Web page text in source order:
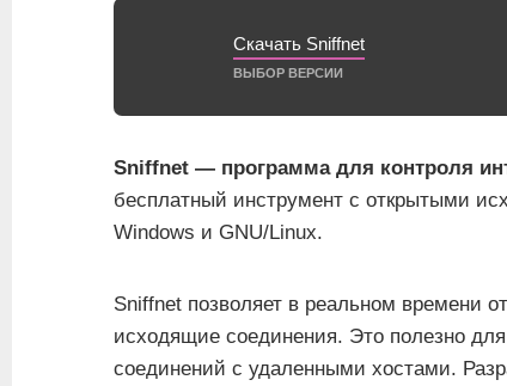
Скачать Sniffnet
ВЫБОР ВЕРСИИ
Sniffnet — программа для контроля
бесплатный инструмент с открытыми
Windows и GNU/Linux.
Sniffnet позволяет в реальном времени
исходящие соединения. Это полезно
соединений с удаленными хостами.